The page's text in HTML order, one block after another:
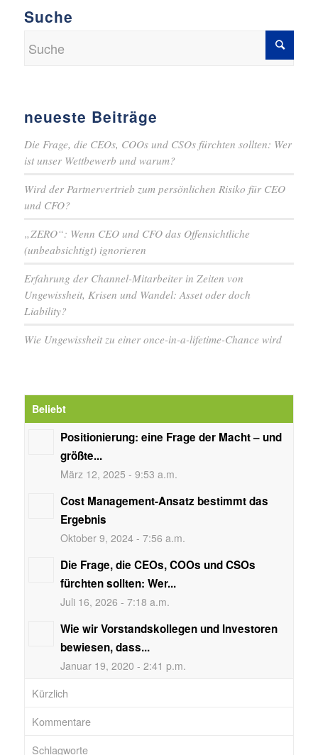
Suche
neueste Beiträge
Die Frage, die CEOs, COOs und CSOs fürchten sollten: Wer
ist unser Wettbewerb und warum?
Wird der Partnervertrieb zum persönlichen Risiko für CEO
und CFO?
„ZERO“: Wenn CEO und CFO das Offensichtliche
(unbeabsichtigt) ignorieren
Erfahrung der Channel-Mitarbeiter in Zeiten von
Ungewissheit, Krisen und Wandel: Asset oder doch
Liability?
Wie Ungewissheit zu einer once-in-a-lifetime-Chance wird
Beliebt
Positionierung: eine Frage der Macht – und
größte...
März 12, 2025 - 9:53 a.m.
Cost Management-Ansatz bestimmt das
Ergebnis
Oktober 9, 2024 - 7:56 a.m.
Die Frage, die CEOs, COOs und CSOs
fürchten sollten: Wer...
Juli 16, 2026 - 7:18 a.m.
Wie wir Vorstandskollegen und Investoren
bewiesen, dass...
Januar 19, 2020 - 2:41 p.m.
Kürzlich
Kommentare
Schlagworte